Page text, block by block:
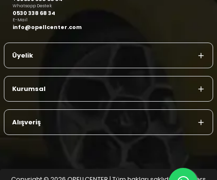
Whatsapp Destek
0530 338 68 34
E-Mail
info@opellcenter.com
Üyelik
Kurumsal
Alışveriş